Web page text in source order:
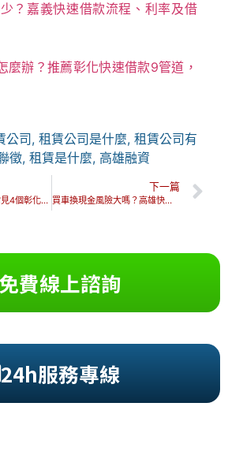
？嘉義快速借款流程、利率及借
麼辦？推薦彰化快速借款9管道，
公司 ,租賃公司是什麼,租賃公司有
徵,租賃是什麼, 高雄融資
學生可以借款嗎？常見4個彰化小額借貸管道、方案、優缺點！
下一篇
買車換現金風險大嗎？高雄快速借款隱藏風險&注意事項一次看！
費線上諮詢
24h服務專線